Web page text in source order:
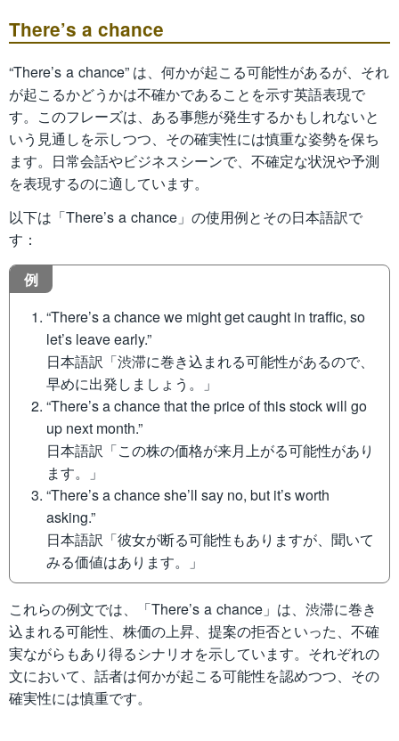
There’s a chance
“There’s a chance” は、何かが起こる可能性があるが、それ
が起こるかどうかは不確かであることを示す英語表現で
す。このフレーズは、ある事態が発生するかもしれないと
いう見通しを示しつつ、その確実性には慎重な姿勢を保ち
ます。日常会話やビジネスシーンで、不確定な状況や予測
を表現するのに適しています。
以下は「There’s a chance」の使用例とその日本語訳で
す：
例
“There’s a chance we might get caught in traffic, so
let’s leave early.”
日本語訳「渋滞に巻き込まれる可能性があるので、
早めに出発しましょう。」
“There’s a chance that the price of this stock will go
up next month.”
日本語訳「この株の価格が来月上がる可能性があり
ます。」
“There’s a chance she’ll say no, but it’s worth
asking.”
日本語訳「彼女が断る可能性もありますが、聞いて
みる価値はあります。」
これらの例文では、「There’s a chance」は、渋滞に巻き
込まれる可能性、株価の上昇、提案の拒否といった、不確
実ながらもあり得るシナリオを示しています。それぞれの
文において、話者は何かが起こる可能性を認めつつ、その
確実性には慎重です。